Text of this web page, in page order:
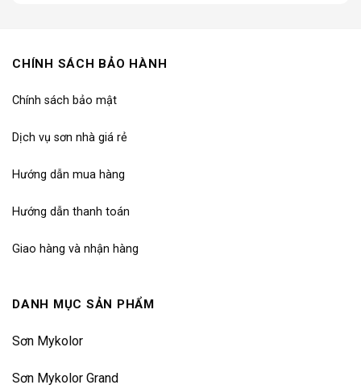
CHÍNH SÁCH BẢO HÀNH
Chính sách bảo mật
Dịch vụ sơn nhà giá rẻ
Hướng dẫn mua hàng
Hướng dẫn thanh toán
Giao hàng và nhận hàng
DANH MỤC SẢN PHẨM
Sơn Mykolor
Sơn Mykolor Grand